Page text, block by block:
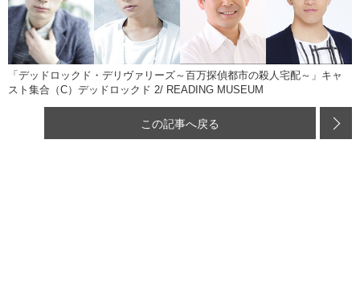
「デッドロックド・デリヴァリーズ～百万探偵都市の殺人宅配～」キャ
スト集合（C）デッドロックド 2/ READING MUSEUM
この記事へ戻る